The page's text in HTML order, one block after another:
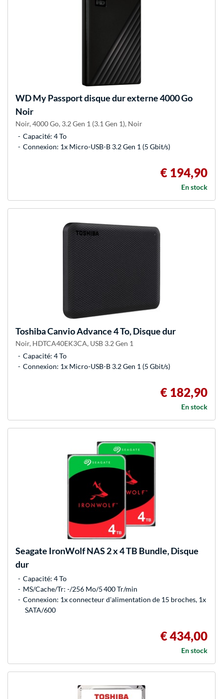
WDMy Passport disque dur externe 4000 Go
Noir
Noir, 4000 Go, 3.2 Gen 1 (3.1 Gen 1), Noir
Capacité: 4 To
Connexion: 1x Micro-USB-B 3.2 Gen 1 (5 Gbit/s)
€ 194,90
En stock
ToshibaCanvio Advance 4 To, Disque dur
Noir, HDTCA40EK3CA, USB 3.2 Gen 1
Capacité: 4 To
Connexion: 1x Micro-USB-B 3.2 Gen 1 (5 Gbit/s)
€ 182,90
En stock
Seagate IronWolf NAS 2 x 4 TB Bundle, Disque
dur
Capacité: 4 To
MS/Cache/Tr: -/256 Mo/5 400 Tr/min
Connexion: 1x connecteur d'alimentation de 15 broches, 1x
SATA/600
€ 434,00
En stock